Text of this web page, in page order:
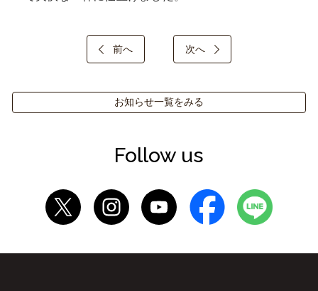
前へ 次へ
お知らせ一覧をみる
Follow us